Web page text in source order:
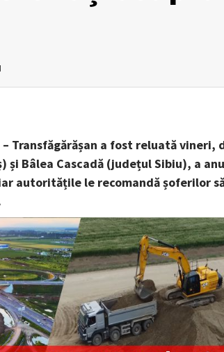
Transfăgărășan a fost reluată
și Bâlea Cascadă (județul Sibiu), a
autoritățile le recomandă șoferilor